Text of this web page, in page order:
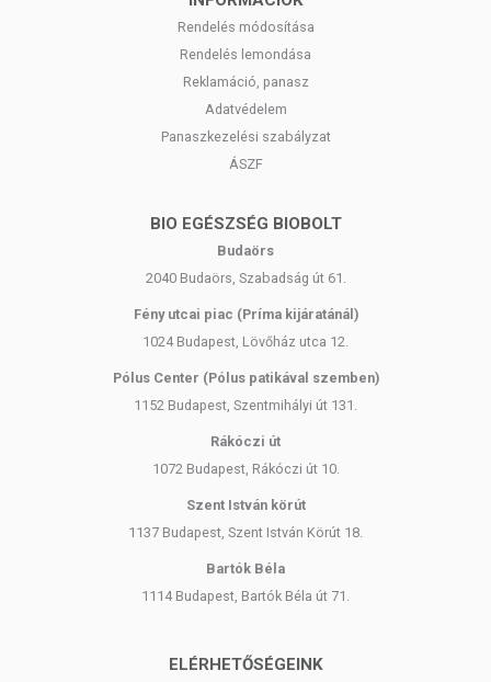
Rendelés módosítása
Rendelés lemondása
Reklamáció, panasz
Adatvédelem
Panaszkezelési szabályzat
ÁSZF
BIO EGÉSZSÉG BIOBOLT
Budaörs
2040 Budaörs, Szabadság út 61.
Fény utcai piac (Príma kijáratánál)
1024 Budapest, Lövőház utca 12.
Pólus Center (Pólus patikával szemben)
1152 Budapest, Szentmihályi út 131.
Rákóczi út
1072 Budapest, Rákóczi út 10.
Szent István körút
1137 Budapest, Szent István Körút 18.
Bartók Béla
1114 Budapest, Bartók Béla út 71.
ELÉRHETŐSÉGEINK